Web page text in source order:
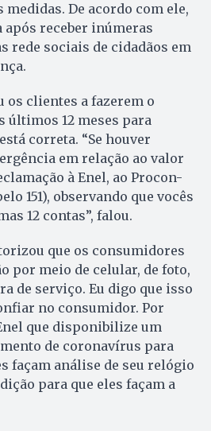
De acordo com ele,
após receber inúmeras
rede sociais de cidadãos em
os clientes a fazerem o
últimos 12 meses para
correta. “Se houver
em relação ao valor
à Enel, ao Procon-
151), observando que vocês
12 contas”, falou.
que os consumidores
por meio de celular, de foto,
de serviço. Eu digo que isso
no consumidor. Por
que disponibilize um
de coronavírus para
façam análise de seu relógio
para que eles façam a